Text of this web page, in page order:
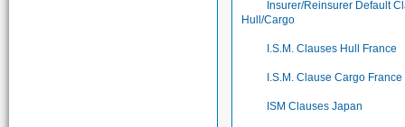
Insurer/Reinsurer Default
Hull/Cargo
I.S.M. Clauses Hull France
I.S.M. Clause Cargo
ISM Clauses Japan